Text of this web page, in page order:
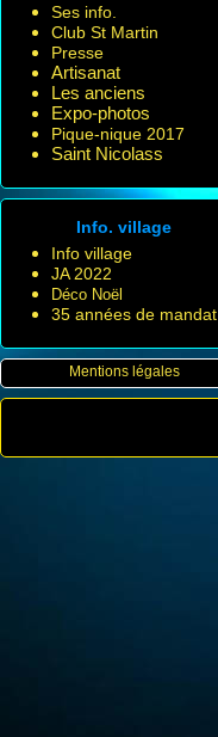
Ses info.
Club St Martin
Presse
Artisanat
Les anciens
Expo-photos
Pique-nique 2017
Saint Nicolass
Info. village
Info village
JA 2022
Déco Noël
35 années de mandat
Mentions légales